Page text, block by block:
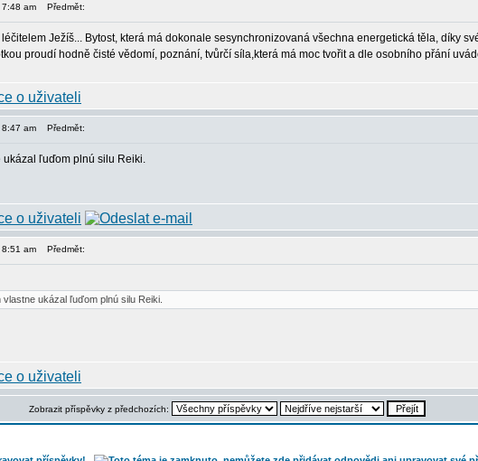
am Předmět:
Ježíš... Bytost, která má dokonale sesynchronizovaná všechna energetická těla, díky
proudí hodně čisté vědomí, poznání, tvůrčí síla,která má moc tvořit a dle osobního přání
am Předmět:
ukázal ľuďom plnú silu Reiki.
am Předmět:
ukázal ľuďom plnú silu Reiki.
Zobrazit příspěvky z předchozích: